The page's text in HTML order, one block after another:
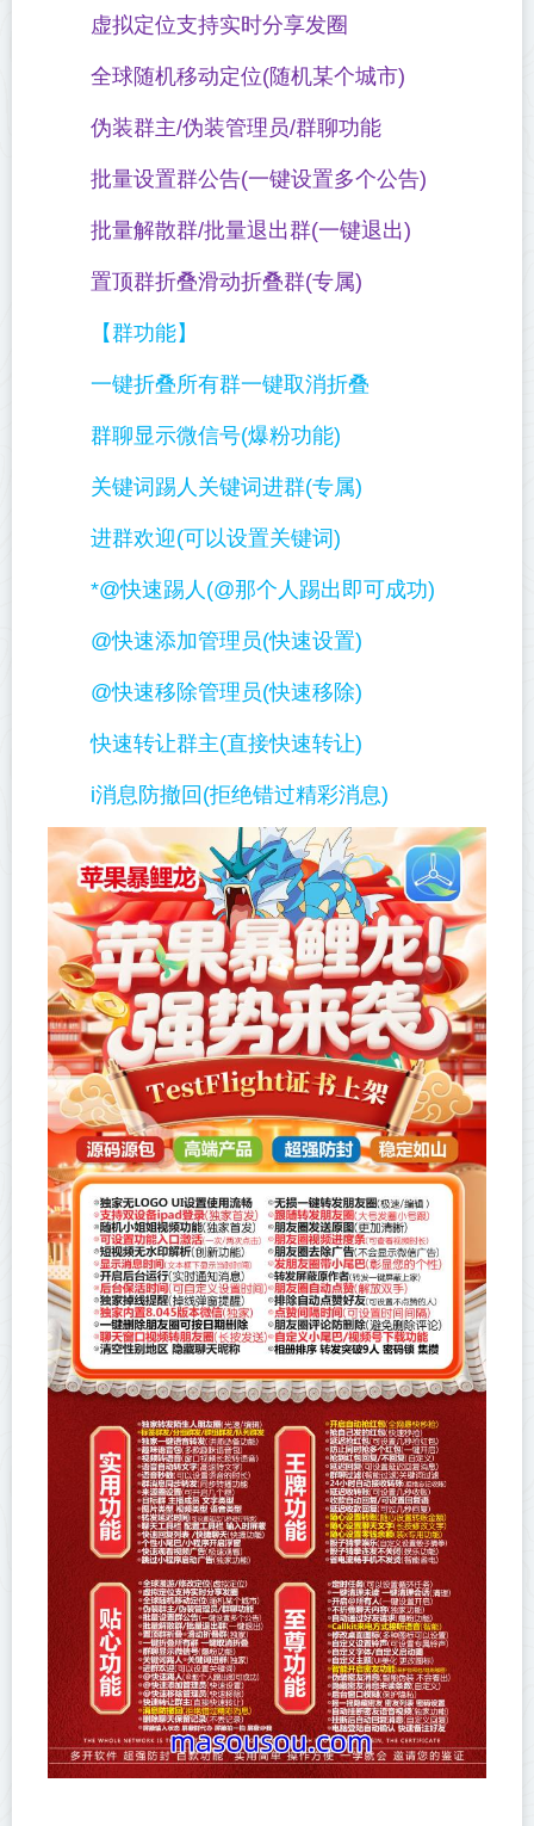
虚拟定位支持实时分享发圈
全球随机移动定位(随机某个城市)
伪装群主/伪装管理员/群聊功能
批量设置群公告(一键设置多个公告)
批量解散群/批量退出群(一键退出)
置顶群折叠滑动折叠群(专属)
【群功能】
一键折叠所有群一键取消折叠
群聊显示微信号(爆粉功能)
关键词踢人关键词进群(专属)
进群欢迎(可以设置关键词)
*@快速踢人(@那个人踢出即可成功)
@快速添加管理员(快速设置)
@快速移除管理员(快速移除)
快速转让群主(直接快速转让)
i消息防撤回(拒绝错过精彩消息)